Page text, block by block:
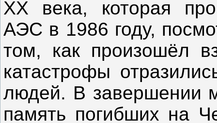
ХХ века, которая
АЭС в 1986 году,
том, как произошёл
катастрофы
людей. В завершении
память погибших на